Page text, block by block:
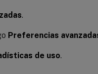
.
Preferencias
de uso.